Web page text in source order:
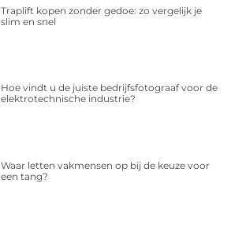
Traplift kopen zonder gedoe: zo vergelijk je
slim en snel
Hoe vindt u de juiste bedrijfsfotograaf voor de
elektrotechnische industrie?
Waar letten vakmensen op bij de keuze voor
een tang?